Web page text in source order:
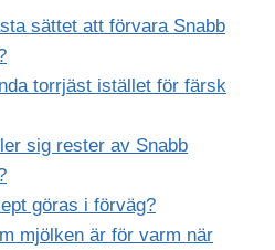
sättet att förvara Snabb
torrjäst istället för färsk
sig rester av Snabb
göras i förväg?
mjölken är för varm när